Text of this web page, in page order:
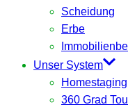
Scheidung
Erbe
Unser System
Homestaging
360 Grad